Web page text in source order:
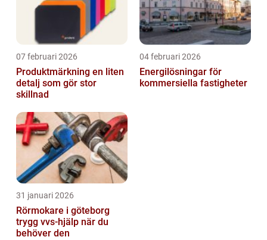
07 februari 2026
Produktmärkning en liten
detalj som gör stor
skillnad
04 februari 2026
Energilösningar för
kommersiella fastigheter
31 januari 2026
Rörmokare i göteborg
trygg vvs-hjälp när du
behöver den